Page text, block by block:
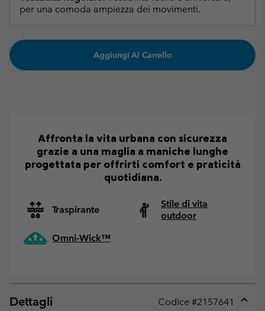
per una comoda ampiezza dei movimenti.
Aggiungi Al Carrello
Affronta la vita urbana con sicurezza
grazie a una maglia a maniche lunghe
progettata per offrirti comfort e praticità
quotidiana.
Traspirante
Stile di vita
outdoor
Omni-Wick™
Dettagli Codice #2157641